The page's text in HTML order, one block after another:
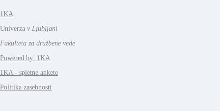
1KA
Univerza v Ljubljani
Fakulteta za družbene vede
Powered by: 1KA
1KA - spletne ankete
Politika zasebnosti